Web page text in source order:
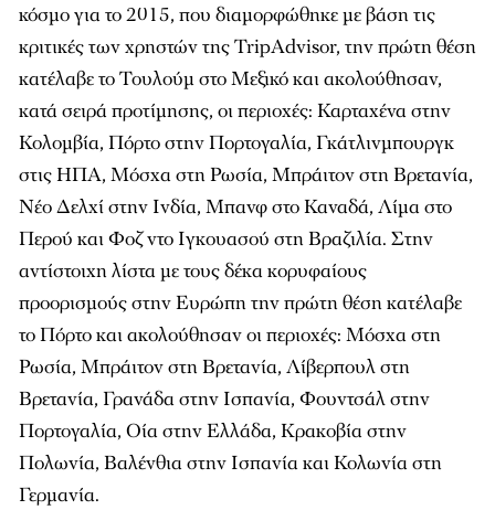
κόσμο για το 2015, που διαμορφώθηκε με βάση τις
κριτικές των χρηστών της TripAdvisor, την πρώτη θέση
κατέλαβε το Τουλούμ στο Μεξικό και ακολούθησαν,
κατά σειρά προτίμησης, οι περιοχές: Καρταχένα στην
Κολομβία, Πόρτο στην Πορτογαλία, Γκάτλινμπουργκ
στις ΗΠΑ, Μόσχα στη Ρωσία, Μπράιτον στη Βρετανία,
Νέο Δελχί στην Ινδία, Μπανφ στο Καναδά, Λίμα στο
Περού και Φοζ ντο Ιγκουασού στη Βραζιλία. Στην
αντίστοιχη λίστα με τους δέκα κορυφαίους
προορισμούς στην Ευρώπη την πρώτη θέση κατέλαβε
το Πόρτο και ακολούθησαν οι περιοχές: Μόσχα στη
Ρωσία, Μπράιτον στη Βρετανία, Λίβερπουλ στη
Βρετανία, Γρανάδα στην Ισπανία, Φουντσάλ στην
Πορτογαλία, Οία στην Ελλάδα, Κρακοβία στην
Πολωνία, Βαλένθια στην Ισπανία και Κολωνία στη
Γερμανία.